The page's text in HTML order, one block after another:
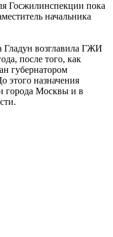
Госжилинспекции пока
начальника
возглавила ГЖИ
после того, как
губернатором
этого назначения
города Москвы и в